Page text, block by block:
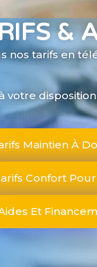
&
nos tarifs en
votre disposition
Maintien À
Confort
Et